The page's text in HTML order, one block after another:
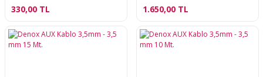
330,00 TL 1.650,00 TL